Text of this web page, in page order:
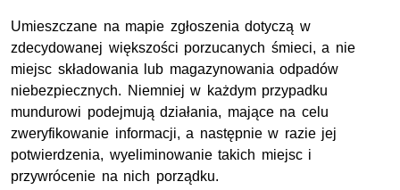
Umieszczane na mapie zgłoszenia dotyczą w
zdecydowanej większości porzucanych śmieci, a nie
miejsc składowania lub magazynowania odpadów
niebezpiecznych. Niemniej w każdym przypadku
mundurowi podejmują działania, mające na celu
zweryfikowanie informacji, a następnie w razie jej
potwierdzenia, wyeliminowanie takich miejsc i
przywrócenie na nich porządku.